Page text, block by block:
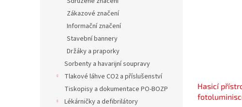
Zákazové značení
Informační značení
Stavební bannery
Držáky a praporky
Sorbenty a havarijní soupravy
Tlakové láhve CO2 a příslušenství
Tiskopisy a dokumentace PO-BOZP
Lékárničky a defibrilátory
Hasicí